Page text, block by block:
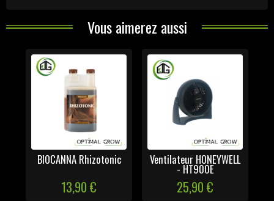
Vous aimerez aussi
BIOCANNA Rhizotonic
13,90 €
Ventilateur HONEYWELL
- HT900E
25,90 €